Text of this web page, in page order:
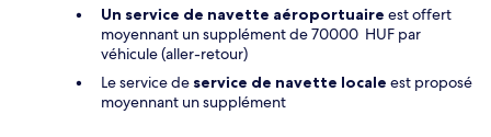
Un service de navette aéroportuaire est offert
moyennant un supplément de 70000 HUF par
véhicule (aller-retour)
Le service de service de navette locale est proposé
moyennant un supplément